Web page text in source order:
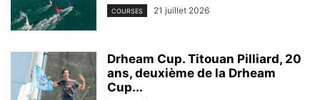
COURSES 21 juillet 2026
Drheam Cup. Titouan Pilliard, 20
ans, deuxième de la Drheam
Cup...